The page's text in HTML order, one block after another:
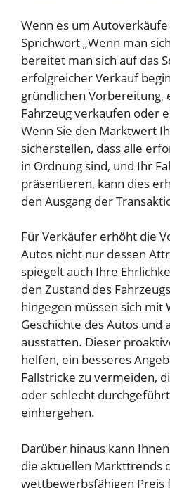
Wenn es um
Sprichwort „Wenn man
bereitet man sich auf das
erfolgreicher Verkauf
gründlichen Vorbereitung,
Fahrzeug verkaufen oder
Wenn Sie den Marktwert
sicherstellen, dass alle
in Ordnung sind, und Ihr
präsentieren, kann dies
den Ausgang der
Für Verkäufer erhöht die
Autos nicht nur dessen
spiegelt auch Ihre
den Zustand des
hingegen müssen sich mit
Geschichte des Autos
ausstatten. Dieser
helfen, ein besseres
Fallstricke zu vermeiden,
oder schlecht
einhergehen.
Darüber hinaus kann
die aktuellen Markttrends
wettbewerbsfähigen Preis